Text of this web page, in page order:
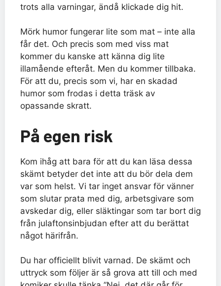
trots alla varningar, ändå klickade dig hit.
Mörk humor fungerar lite som mat – inte alla
får det. Och precis som med viss mat
kommer du kanske att känna dig lite
illamående efteråt. Men du kommer tillbaka.
För att du, precis som vi, har en skadad
humor som frodas i detta träsk av
opassande skratt.
På egen risk
Kom ihåg att bara för att du kan läsa dessa
skämt betyder det inte att du bör dela dem
var som helst. Vi tar inget ansvar för vänner
som slutar prata med dig, arbetsgivare som
avskedar dig, eller släktingar som tar bort dig
från julaftonsinbjudan efter att du berättat
något härifrån.
Du har officiellt blivit varnad. De skämt och
uttryck som följer är så grova att till och med